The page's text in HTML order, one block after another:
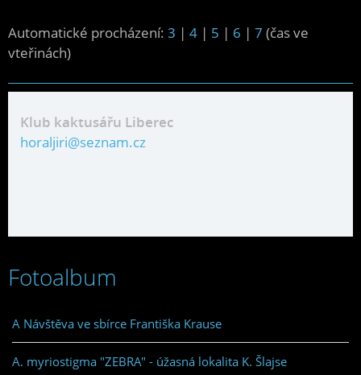
Automatické procházení: 3 | 4 | 5 | 6 | 7 (čas ve
vteřinách)
Klub kaktusářu Liberec
horaljiri@seznam.cz
Fotoalbum
A Návštěva ve sbírce Františka Krause
A. myriostigma "ZEBRA" - úžasná lokalita K. Šlajse